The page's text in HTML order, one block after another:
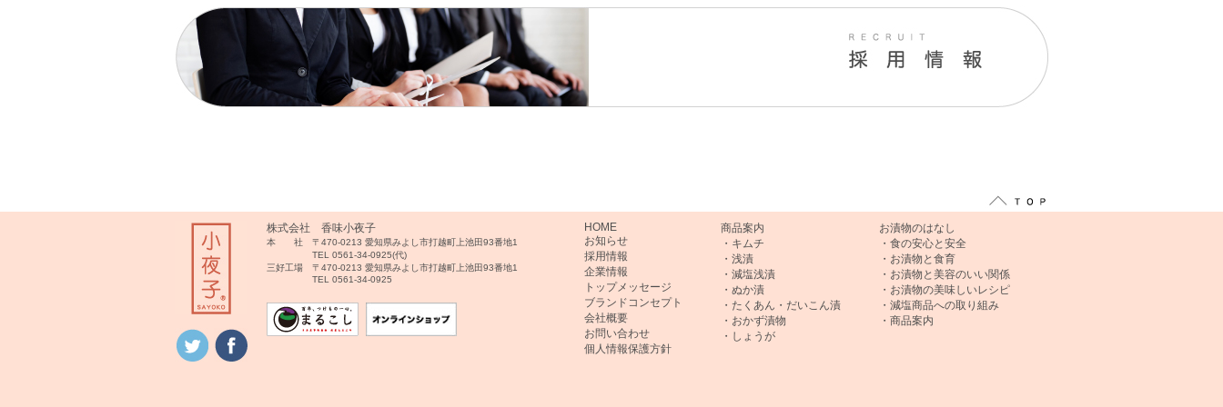
株式会社 香味小夜子
本 社 〒470-0213 愛知県みよし市打越町上池田93番地1
TEL 0561-34-0925(代)
三好工場 〒470-0213 愛知県みよし市打越町上池田93番地1
TEL 0561-34-0925
HOME
お知らせ
採用情報
企業情報
トップメッセージ
ブランドコンセプト
会社概要
お問い合わせ
個人情報保護方針
商品案内
・キムチ
・浅漬
・減塩浅漬
・ぬか漬
・たくあん・だいこん漬
・おかず漬物
・しょうが
お漬物のはなし
・食の安心と安全
・お漬物と食育
・お漬物と美容のいい関係
・お漬物の美味しいレシピ
・減塩商品への取り組み
・商品案内